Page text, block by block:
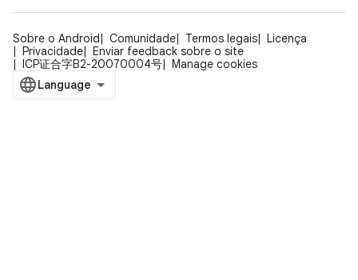
Sobre o Android Comunidade Termos legais
Licença
Privacidade
Enviar feedback sobre o site
ICP证合字B2-20070004号
Manage cookies